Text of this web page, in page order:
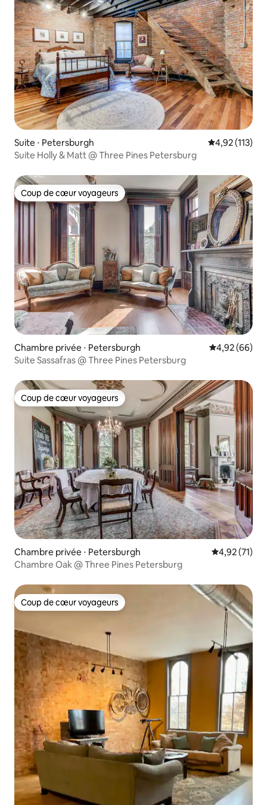
Suite ⋅ Petersburgh Évaluation
4,92 (113)
Suite Holly & Matt @ Three Pines Petersburg
Coup de cœur voyageurs
Coup de cœur voyageurs
Chambre privée ⋅ Petersburgh Évaluation
4,92 (66)
Suite Sassafras @ Three Pines Petersburg
Coup de cœur voyageurs
Coup de cœur voyageurs
Chambre privée ⋅ Petersburgh Évaluation
4,92 (71)
Chambre Oak @ Three Pines Petersburg
Coup de cœur voyageurs
Coup de cœur voyageurs